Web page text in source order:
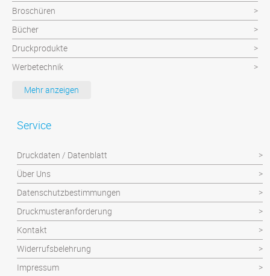
Broschüren
Bücher
Druckprodukte
Werbetechnik
Werbeartikel
Plattendruck und Schilder
Mehr anzeigen
Service
Druckdaten / Datenblatt
Über Uns
Datenschutzbestimmungen
Druckmusteranforderung
Kontakt
Widerrufsbelehrung
Impressum